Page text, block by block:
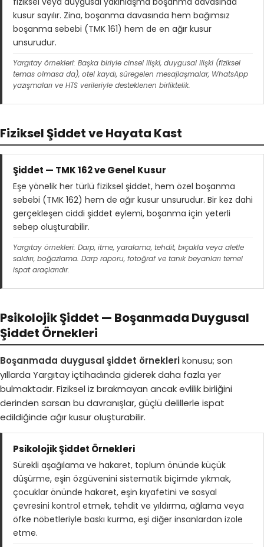
kusur sayılır. Zina, boşanma davasında hem bağımsız
boşanma sebebi (TMK 161) hem de en ağır kusur
unsurudur.
Yargıtay örnekleri: Başka biriyle cinsel ilişki, duygusal ilişki (fiziksel
temas olmasa da), otel kaydı, süregelen mesajlaşmalar, WhatsApp
yazışmaları ve HTS verileriyle desteklenen birliktelik.
Fiziksel Şiddet ve Hayata Kast
Şiddet — TMK 162 ve Genel Kusur
Eşe yönelik her türlü fiziksel şiddet, hem özel boşanma
sebebi (TMK 162) hem de ağır kusur unsurudur. Bir kez dahi
gerçekleşen ciddi şiddet eylemi, boşanma için yeterli
sebep oluşturabilir.
Yargıtay örnekleri: Darp, itme, yaralama, tehdit, bıçakla veya aletle
saldırı, boğazlama. Darp raporu, fotoğraf ve tanık beyanları temel
ispat araçlarıdır.
Psikolojik Şiddet — Boşanmada Duygusal
Şiddet Örnekleri
Boşanmada duygusal şiddet örneklerikonusu; son
yıllarda Yargıtay içtihadında giderek daha fazla yer
bulmaktadır. Fiziksel iz bırakmayan ancak evlilik birliğini
derinden sarsan bu davranışlar, güçlü delillerle ispat
edildiğinde ağır kusur oluşturabilir.
Psikolojik Şiddet Örnekleri
Sürekli aşağılama ve hakaret, toplum önünde küçük
düşürme, eşin özgüvenini sistematik biçimde yıkmak,
çocuklar önünde hakaret, eşin kıyafetini ve sosyal
çevresini kontrol etmek, tehdit ve yıldırma, ağlama veya
öfke nöbetleriyle baskı kurma, eşi diğer insanlardan izole
etme.